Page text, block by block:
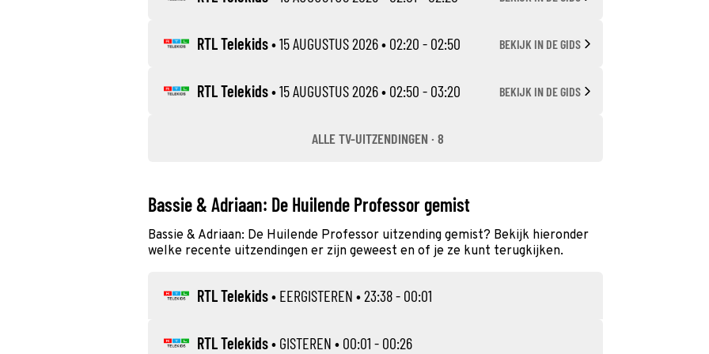
RTL Telekids•15 AUGUSTUS 2026• 02:20 - 02:50 BEKIJK IN DE GIDS
RTL Telekids•15 AUGUSTUS 2026• 02:50 - 03:20 BEKIJK IN DE GIDS
ALLE TV-UITZENDINGEN · 8
Bassie & Adriaan: De Huilende Professor gemist
Bassie & Adriaan: De Huilende Professor uitzending gemist? Bekijk hieronder
welke recente uitzendingen er zijn geweest en of je ze kunt terugkijken.
RTL Telekids• EERGISTEREN • 23:38 - 00:01
RTL Telekids• GISTEREN • 00:01 - 00:26